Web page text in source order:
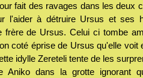
fait des ravages dans les deux
l'aider à détruire Ursus et ses
frère de Ursus. Celui ci tombe
coté éprise de Ursus qu'elle voit
idylle Zereteli tente de les
Aniko dans la grotte ignorant